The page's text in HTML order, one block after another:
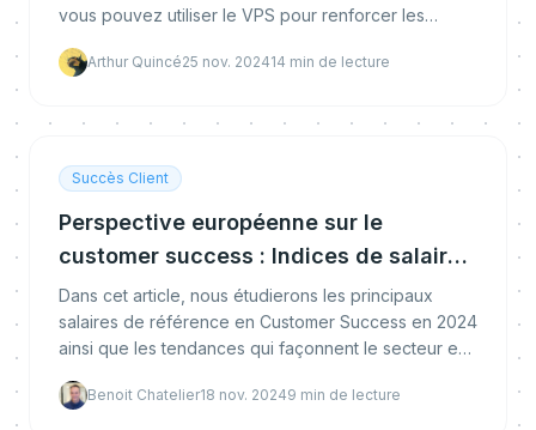
vous pouvez utiliser le VPS pour renforcer les
Arthur Quincé25 nov. 202414 min de lecture
Succès Client
Perspective européenne sur le
customer success : Indices de salaires
et tendances du secteur
Dans cet article, nous étudierons les principaux
salaires de référence en Customer Success en 2024
ainsi que les tendances qui façonnent le secteur en
Benoit Chatelier18 nov. 20249 min de lecture